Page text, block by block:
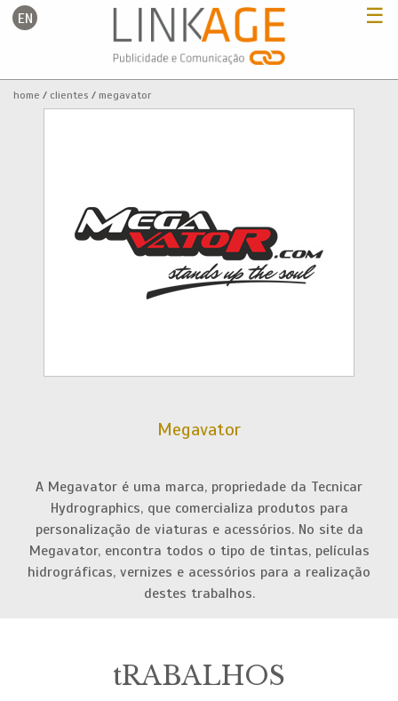
EN
Home
Clientes
oRÇAMENTO
☰
home clientes megavator
Megavator
A Megavator é uma marca, propriedade da Tecnicar
Hydrographics, que comercializa produtos para
personalização de viaturas e acessórios. No site da
Megavator, encontra todos o tipo de tintas, películas
hidrográficas, vernizes e acessórios para a realização
destes trabalhos.
tRABALHOS